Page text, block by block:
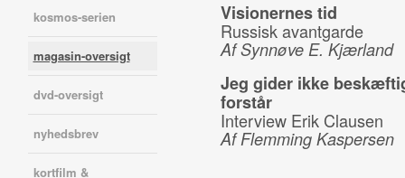
kosmos-serien
magasin-oversigt
dvd-oversigt
nyhedsbrev
kortfilm &
Visionernes tid
Russisk avantgarde
Af Synnøve E. Kjærland
Jeg gider ikke
forstår
Interview Erik Clausen
Af Flemming Kaspersen